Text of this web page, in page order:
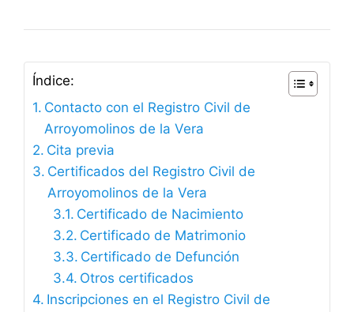
Índice:
Contacto con el Registro Civil de
Arroyomolinos de la Vera
Cita previa
Certificados del Registro Civil de
Arroyomolinos de la Vera
Certificado de Nacimiento
Certificado de Matrimonio
Certificado de Defunción
Otros certificados
Inscripciones en el Registro Civil de